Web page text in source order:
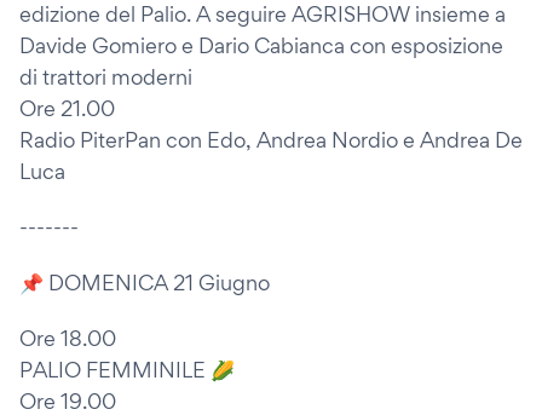
edizione del Palio. A seguire AGRISHOW insieme a
Davide Gomiero e Dario Cabianca con esposizione
di trattori moderni
Ore 21.00
Radio PiterPan con Edo, Andrea Nordio e Andrea De
Luca
-------
📌 DOMENICA 21 Giugno
Ore 18.00
PALIO FEMMINILE 🌽
Ore 19.00